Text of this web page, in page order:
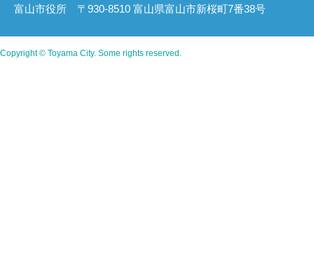
富山市役所 〒930-8510 富山県富山市新桜町7番38号
Copyright © Toyama City. Some rights reserved.